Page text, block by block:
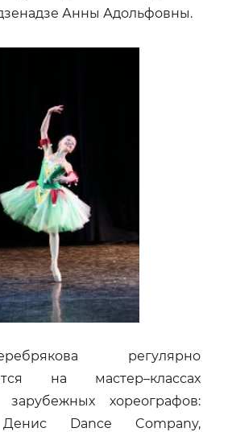
Анны Адольфовны.
регулярно
на мастер–классах
хореографов:
Dance Company,